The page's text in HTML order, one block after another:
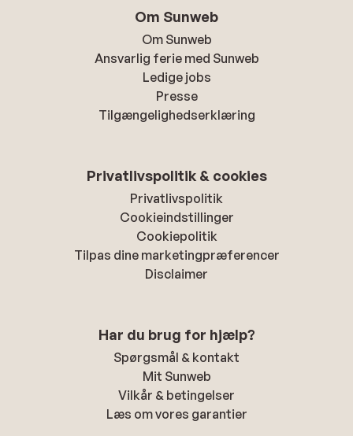
Om Sunweb
Om Sunweb
Ansvarlig ferie med Sunweb
Ledige jobs
Presse
Tilgængelighedserklæring
Privatlivspolitik & cookies
Privatlivspolitik
Cookieindstillinger
Cookiepolitik
Tilpas dine marketingpræferencer
Disclaimer
Har du brug for hjælp?
Spørgsmål & kontakt
Mit Sunweb
Vilkår & betingelser
Læs om vores garantier